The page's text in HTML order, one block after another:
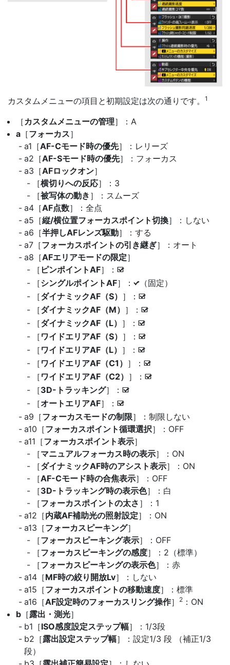
カスタムメニューの項目と初期設定は次の通りです。 1
［ カスタムメニューの管理］：A
a ［フォーカス］
a1［AF-Cモード時の優先］：レリーズ
a2［AF-Sモード時の優先］：フォーカス
a3［AFロックオン］
［横切りへの反応］：3
［被写体の動き ］：スムーズ
a4［AF点数］：全点
a5［縦/横位置フォーカスポイント切換］：しない
a6［半押しAFレンズ駆動］：する
a7［フォーカスポイントの引き継ぎ］：オート
a8［AFエリアモードの限定］
［ ピンポイントAF］： M
［シングルポイントAF］： L
（固定）
［ダイナミックAF（S） ］： M
［ダイナミックAF（M） ］： M
［ダイナミックAF（L） ］： M
［ ワイドエリアAF（S） ］： M
［ ワイドエリアAF（L） ］： M
［ ワイドエリアAF（C1） ］： M
［ ワイドエリアAF（C2） ］： M
［3D-トラッキング］： M
［オートエリアAF］： M
a9［フォーカスモードの制限］：制限しない
a10［フォーカスポイント循環選択］：OFF
a11［フォーカスポイント表示］
［マニュアルフォーカス時の表示］：ON
［ダイナミックAF時のアシスト表示］：ON
［AF-Cモード時の合焦表示］：OFF
［3D-トラッキング時の表示色］：白
［フォーカスポイントの太さ ］：1
a12［内蔵AF補助光の照射設定］：ON
a13［フォーカスピーキング］
［フォーカスピーキング表示］：OFF
［フォーカスピーキングの感度］：2（標準）
［フォーカスピーキングの表示色］：赤
a14［MF時の絞り開放Lv］：しない
a15［フォーカスポイントの移動速度］：標準
a16［AF設定時のフォーカスリング操作］ 2 ：ON
b ［露出・測光］
b1［ISO感度設定ステップ幅］：1/3段
b2［露出設定ステップ幅］：設定1/3 段 （補正1/3
段）